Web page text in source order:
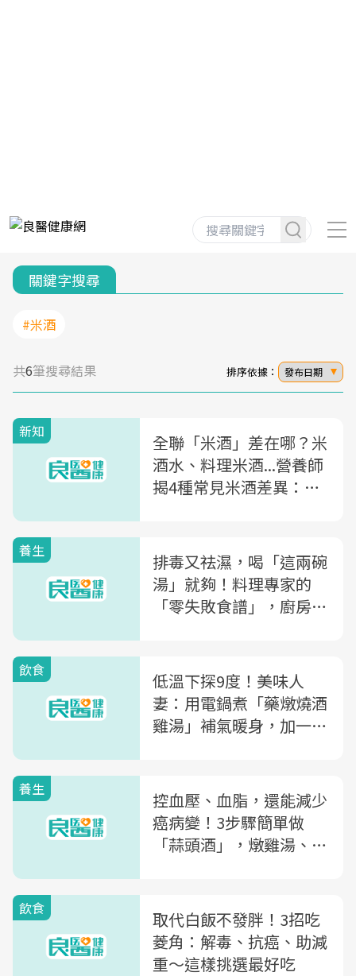
關鍵字搜尋
#米酒
共6筆搜尋結果 排序依據： 發布日期
新知
全聯「米酒」差在哪？米
酒水、料理米酒...營養師
揭4種常見米酒差異：想
養生
排毒又祛濕，喝「這兩碗
湯」就夠！料理專家的
「零失敗食譜」，廚房新
飲食
低溫下探9度！美味人
妻：用電鍋煮「藥燉燒酒
雞湯」補氣暖身，加一匙
養生
控血壓、血脂，還能減少
癌病變！3步驟簡單做
「蒜頭酒」，燉雞湯、煮
飲食
取代白飯不發胖！3招吃
菱角：解毒、抗癌、助減
重～這樣挑選最好吃